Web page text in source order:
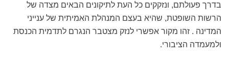
בדרך פעולתם, ונזקקים כל העת לתיקונים הבאים מצדה של
הרשות השופטת, שהיא בעצם המנהלת האמיתית של ענייני
המדינה . זהו מקור אפשרי לנזק מצטבר הנגרם לתדמית הכנסת
ולמעמדה הציבורי.